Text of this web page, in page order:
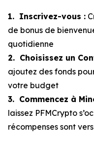
1. Inscrivez-vous :
de bonus de
quotidienne
2. Choisissez un
ajoutez des fonds
votre budget
3. Commencez à
laissez PFMCrypto
récompenses sont